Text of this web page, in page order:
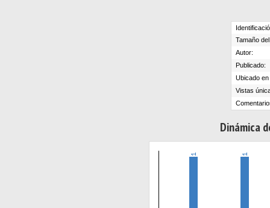
Tamaño
Autor:
Publicado:
Ubicado
Vistas
Dinámica